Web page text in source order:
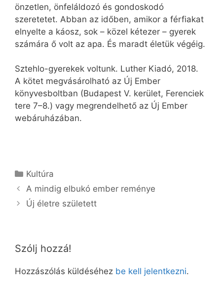
önzetlen, önfeláldozó és gondoskodó
szeretetet. Abban az időben, amikor a férfiakat
elnyelte a káosz, sok – közel kétezer – gyerek
számára ő volt az apa. És maradt életük végéig.
Sztehlo-gyerekek voltunk. Luther Kiadó, 2018.
A kötet megvásárolható az Új Ember
könyvesboltban (Budapest V. kerület, Ferenciek
tere 7–8.) vagy megrendelhető az Új Ember
webáruházában.
Kategória
Kultúra
A mindig elbukó ember reménye
Új életre született
Szólj hozzá!
Hozzászólás küldéséhez be kell jelentkezni.